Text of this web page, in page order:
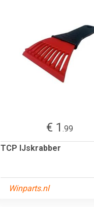
€ 1 .99
TCP IJskrabber
Winparts.nl